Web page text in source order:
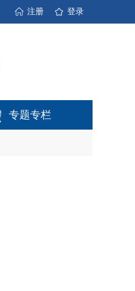
登录
注册
专题专栏